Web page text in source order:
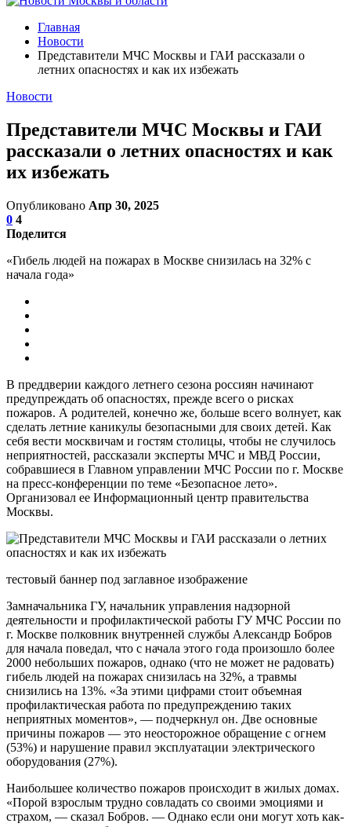
Главная
Новости
Представители МЧС Москвы и ГАИ рассказали о
летних опасностях и как их избежать
Новости
Представители МЧС Москвы и ГАИ
рассказали о летних опасностях и как
их избежать
Опубликовано Апр 30, 2025
0 4
Поделится
«Гибель людей на пожарах в Москве снизилась на 32% с
начала года»
В преддверии каждого летнего сезона россиян начинают
предупреждать об опасностях, прежде всего о рисках
пожаров. А родителей, конечно же, больше всего волнует, как
сделать летние каникулы безопасными для своих детей. Как
себя вести москвичам и гостям столицы, чтобы не случилось
неприятностей, рассказали эксперты МЧС и МВД России,
собравшиеся в Главном управлении МЧС России по г. Москве
на пресс-конференции по теме «Безопасное лето».
Организовал ее Информационный центр правительства
Москвы.
тестовый баннер под заглавное изображение
Замначальника ГУ, начальник управления надзорной
деятельности и профилактической работы ГУ МЧС России по
г. Москве полковник внутренней службы Александр Бобров
для начала поведал, что с начала этого года произошло более
2000 небольших пожаров, однако (что не может не радовать)
гибель людей на пожарах снизилась на 32%, а травмы
снизились на 13%. «За этими цифрами стоит объемная
профилактическая работа по предупреждению таких
неприятных моментов», — подчеркнул он. Две основные
причины пожаров — это неосторожное обращение с огнем
(53%) и нарушение правил эксплуатации электрического
оборудования (27%).
Наибольшее количество пожаров происходит в жилых домах.
«Порой взрослым трудно совладать со своими эмоциями и
страхом, — сказал Бобров. — Однако если они могут хоть как-